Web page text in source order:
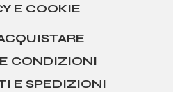
E COOKIE
CONDIZIONI
E SPEDIZIONI